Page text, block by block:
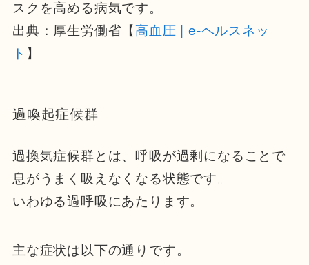
スクを高める病気です。
出典：厚生労働省【高血圧 | e-ヘルスネッ
ト 】
過喚起症候群
過換気症候群とは、呼吸が過剰になることで
息がうまく吸えなくなる状態です。
いわゆる過呼吸にあたります。
主な症状は以下の通りです。